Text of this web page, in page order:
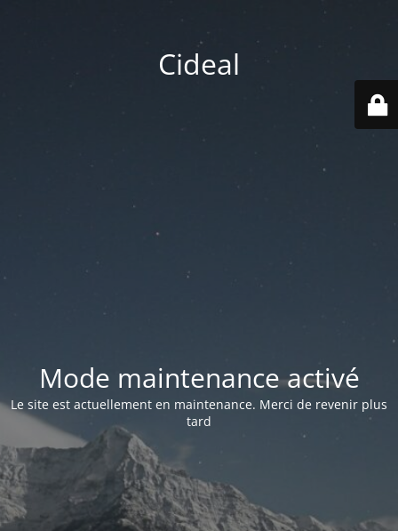
Cideal
Mode maintenance activé
Le site est actuellement en maintenance. Merci de revenir plus
tard